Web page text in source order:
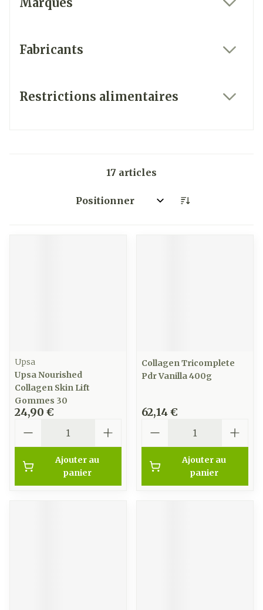
Fabricants
Restrictions alimentaires
17 articles
Trier par:
Upsa
Upsa Nourished
Collagen Skin Lift
Gommes 30
24,90 €
Ajouter au
panier
Collagen Tricomplete
Pdr Vanilla 400g
62,14 €
Ajouter au
panier